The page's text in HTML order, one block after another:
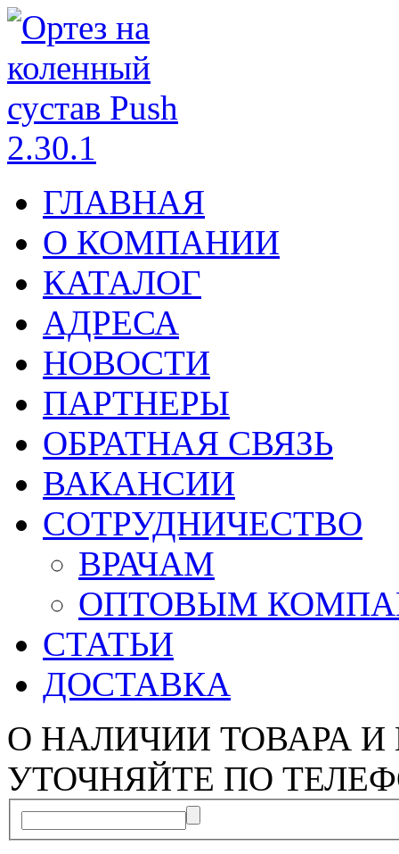
ГЛАВНАЯ
О КОМПАНИИ
КАТАЛОГ
АДРЕСА
НОВОСТИ
ПАРТНЕРЫ
ОБРАТНАЯ СВЯЗЬ
ВАКАНСИИ
СОТРУДНИЧЕСТВО
ВРАЧАМ
ОПТОВЫМ
СТАТЬИ
ДОСТАВКА
О НАЛИЧИИ ТОВАРА
УТОЧНЯЙТЕ ПО